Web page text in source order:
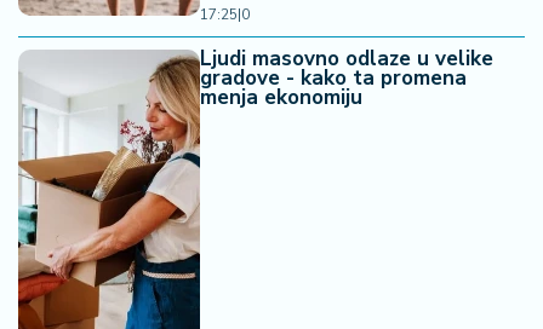
17:25|0
Ljudi masovno odlaze u velike
gradove - kako ta promena
menja ekonomiju